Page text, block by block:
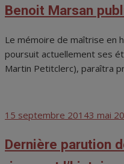
Benoit Marsan
Le mémoire de maîtrise en
poursuit actuellement ses
Martin Petitclerc), paraîtra
Posted
15 septembre 20143 mai
Dernière parution